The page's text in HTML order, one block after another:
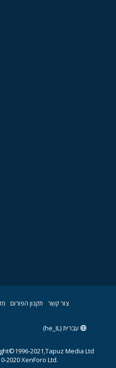
צור קשר תקנון הפורום
עברית (he_IL)
2021,Tapuz Media Ltd.
2020 XenForo Ltd.